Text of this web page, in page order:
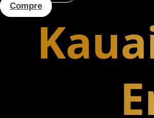
Compre